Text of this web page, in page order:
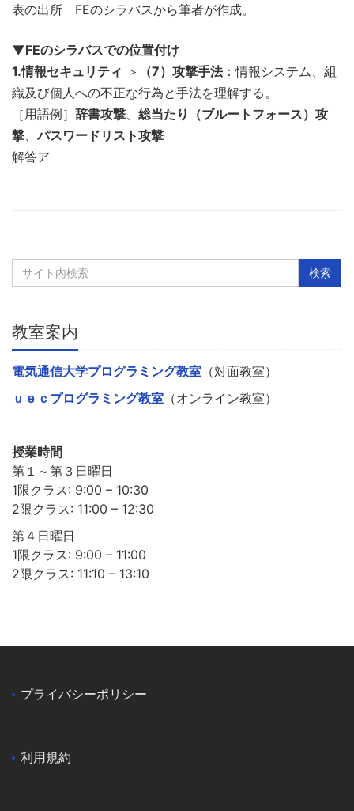
表の出所 FEのシラバスから筆者が作成。
▼FEのシラバスでの位置付け
1.情報セキュリティ ＞ （7）攻撃手法：情報システム、組
織及び個人への不正な行為と手法を理解する。
［用語例］ 辞書攻撃
総当たり（ブルートフォース）攻
撃 、パスワードリスト攻撃
解答ア
教室案内
電気通信大学プログラミング教室 （対面教室）
ｕｅｃプログラミング教室 （オンライン教室）
授業時間
第１～第３日曜日
1限クラス: 9:00 – 10:30
2限クラス: 11:00 – 12:30
第４日曜日
1限クラス: 9:00 – 11:00
2限クラス: 11:10 – 13:10
プライバシーポリシー
利用規約